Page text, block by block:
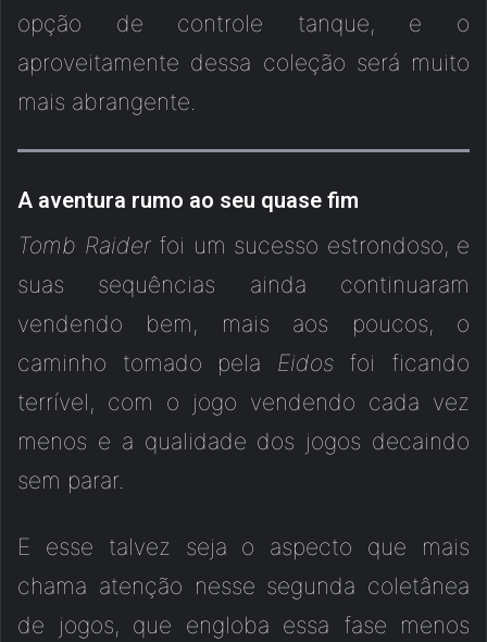
opção de controle tanque, e o
aproveitamente dessa coleção será muito
mais abrangente.
A aventura rumo ao seu quase fim
Tomb Raiderfoi um sucesso estrondoso, e
suas sequências ainda continuaram
vendendo bem, mais aos poucos, o
caminho tomado pela Eidosfoi ficando
terrível, com o jogo vendendo cada vez
menos e a qualidade dos jogos decaindo
sem parar.
E esse talvez seja o aspecto que mais
chama atenção nesse segunda coletânea
de jogos, que engloba essa fase menos